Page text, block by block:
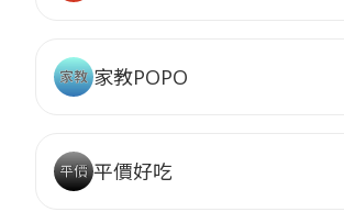
家教POPO
平價好吃